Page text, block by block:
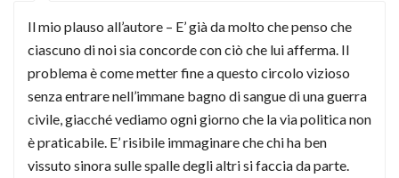
Il mio plauso all’autore – E’ già da molto che penso che
ciascuno di noi sia concorde con ciò che lui afferma. Il
problema è come metter fine a questo circolo vizioso
senza entrare nell’immane bagno di sangue di una guerra
civile, giacché vediamo ogni giorno che la via politica non
è praticabile. E’ risibile immaginare che chi ha ben
vissuto sinora sulle spalle degli altri si faccia da parte.